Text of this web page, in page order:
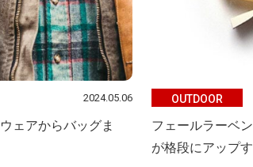
2024.05.06
ェアからバッグま
OUTDOOR
フェールラーベ
が格段にアップ